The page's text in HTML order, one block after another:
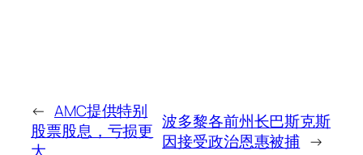
← AMC提供特别
股票股息，亏损更 波多黎各前州长巴斯克斯
因接受政治恩惠被捕 →